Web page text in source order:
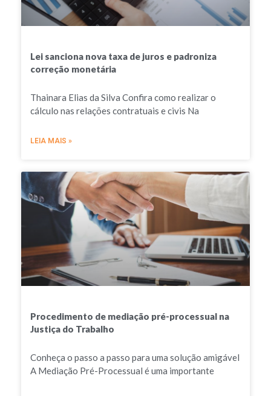
Lei sanciona nova taxa de juros e padroniza
correção monetária
Thainara Elias da Silva Confira como realizar o
cálculo nas relações contratuais e civis Na
LEIA MAIS »
Procedimento de mediação pré-processual na
Justiça do Trabalho
Conheça o passo a passo para uma solução amigável
A Mediação Pré-Processual é uma importante